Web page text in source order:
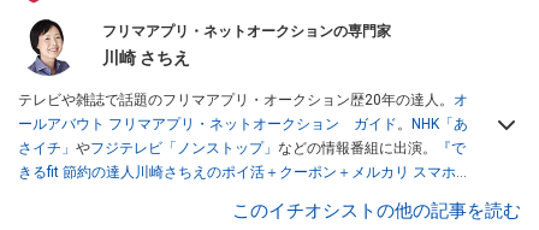
フリマアプリ・ネットオークションの専門家
川崎 さちえ
テレビや雑誌で話題のフリマアプリ・オークション歴20年の達人。 オ
ールアバウト フリマアプリ・ネットオークション ガイド。
NHK「あ
さイチ」 やフジテレビ「ノンストップ」 などの情報番組に出演。
『で
きるfit 節約の達人川崎さちえのポイ活＋クーポン＋メルカリ スマホで
スマホ1つでスキマ時間に効率的に稼ぐ！』（翔泳社刊） ほか著書多
このイチオシストの他の記事を読む